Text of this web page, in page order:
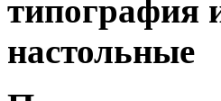
типография
настольные